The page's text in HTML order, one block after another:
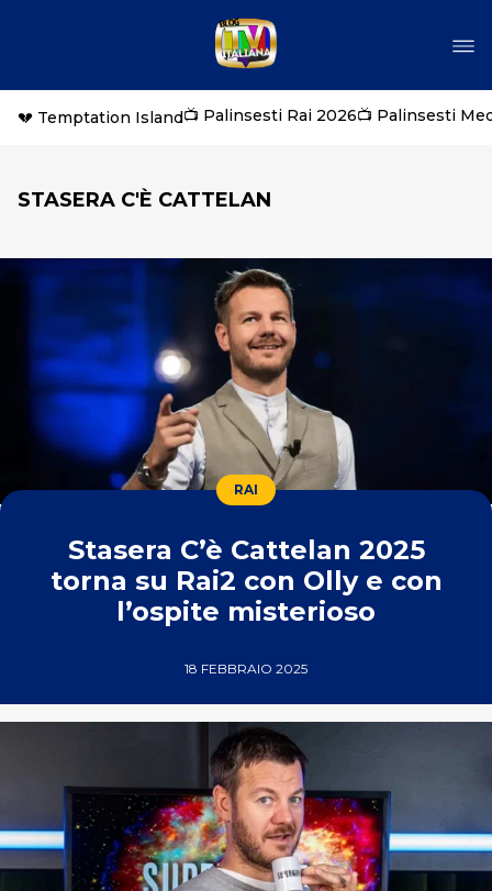
💔 Temptation Island📺 Palinsesti Rai 2026📺 Palinsesti
STASERA C'È CATTELAN
RAI
Stasera C’è Cattelan 2025
torna su Rai2 con Olly e con
l’ospite misterioso
18 FEBBRAIO 2025